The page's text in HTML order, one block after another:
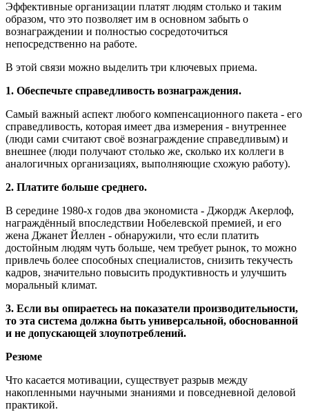
Эффективные организации платят людям столько и таким
образом, что это позволяет им в основном забыть о
вознаграждении и полностью сосредоточиться
непосредственно на работе.
В этой связи можно выделить три ключевых приема.
1. Обеспечьте справедливость вознаграждения.
Самый важный аспект любого компенсационного пакета - его
справедливость, которая имеет два измерения - внутреннее
(люди сами считают своё вознаграждение справедливым) и
внешнее (люди получают столько же, сколько их коллеги в
аналогичных организациях, выполняющие схожую работу).
2. Платите больше среднего.
В середине 1980-х годов два экономиста - Джордж Акерлоф,
награждённый впоследствии Нобелевской премией, и его
жена Джанет Йеллен - обнаружили, что если платить
достойным людям чуть больше, чем требует рынок, то можно
привлечь более способных специалистов, снизить текучесть
кадров, значительно повысить продуктивность и улучшить
моральный климат.
3. Если вы опираетесь на показатели производительности,
то эта система должна быть универсальной, обоснованной
и не допускающей злоупотреблений.
Резюме
Что касается мотивации, существует разрыв между
накопленными научными знаниями и повседневной деловой
практикой.